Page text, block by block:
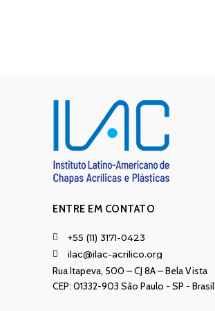
ENTRE EM CONTATO
+55 (11) 3171-0423
ilac@ilac-acrilico.org
Rua Itapeva, 500 – CJ 8A – Bela Vista
CEP: 01332-903 Sâo Paulo - SP - Brasil